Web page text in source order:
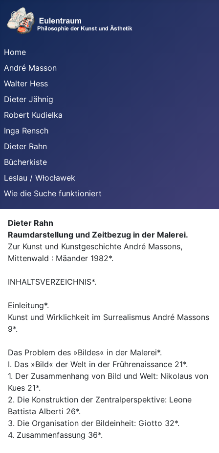
Home
André Masson
Walter Hess
Dieter Jähnig
Robert Kudielka
Inga Rensch
Dieter Rahn
Bücherkiste
Leslau / Włocławek
Wie die Suche funktioniert
Dieter Rahn
Raumdarstellung und Zeitbezug in der Malerei.
Zur Kunst und Kunstgeschichte André Massons,
Mittenwald : Mäander 1982*.
INHALTSVERZEICHNIS*.
Einleitung*.
Kunst und Wirklichkeit im Surrealismus André Massons
9*.
Das Problem des »Bildes« in der Malerei*.
I. Das »Bild« der Welt in der Frührenaissance 21*.
1. Der Zusammenhang von Bild und Welt: Nikolaus von
Kues 21*.
2. Die Konstruktion der Zentralperspektive: Leone
Battista Alberti 26*.
3. Die Organisation der Bildeinheit: Giotto 32*.
4. Zusammenfassung 36*.